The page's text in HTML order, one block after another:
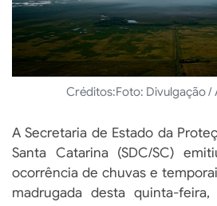
Créditos:Foto: Divulgação /
A Secretaria de Estado da
Santa Catarina (SDC/SC)
ocorrência de chuvas e
madrugada desta quinta-